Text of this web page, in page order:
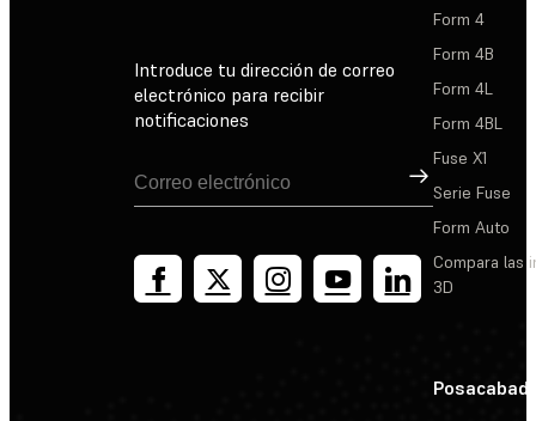
Introduce tu dirección de correo
electrónico para recibir
notificaciones
Suscribirse
Form 4
Form 4B
Form 4L
Form 4BL
Fuse X1
Serie Fuse
Form Auto
Compara las
3D